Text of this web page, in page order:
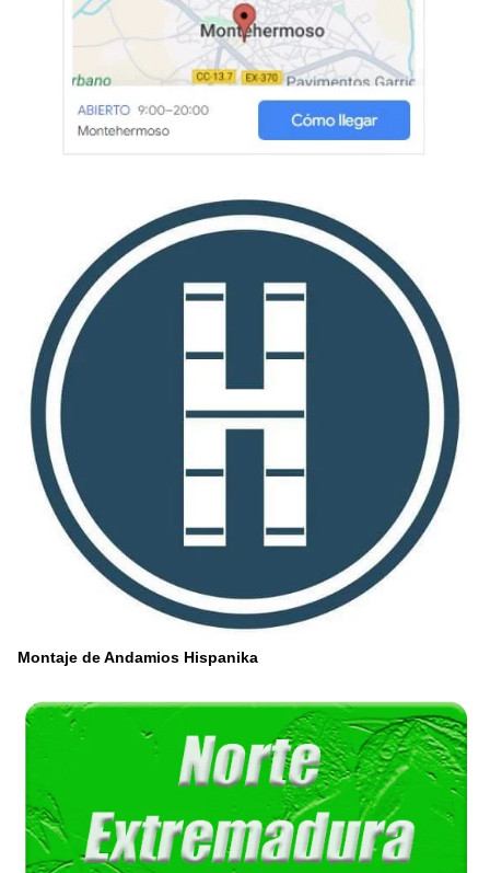
Montaje de Andamios Hispanika